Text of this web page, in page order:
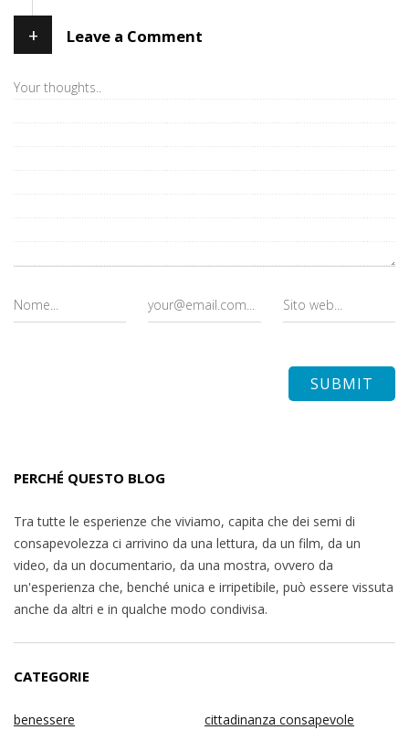
+ Leave a Comment
PERCHÉ QUESTO BLOG
Tra tutte le esperienze che viviamo, capita che dei semi di
consapevolezza ci arrivino da una lettura, da un film, da un
video, da un documentario, da una mostra, ovvero da
un'esperienza che, benché unica e irripetibile, può essere vissuta
anche da altri e in qualche modo condivisa.
CATEGORIE
benessere
cittadinanza consapevole